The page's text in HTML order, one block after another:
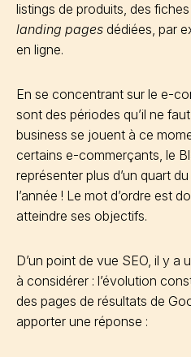
listings de produits, des
landing pages dédiées, par
en ligne.
En se concentrant sur le e-
sont des périodes qu’il ne
business se jouent à ce
certains e-commerçants, le
représenter plus d’un quart
l’année ! Le mot d’ordre est
atteindre ses objectifs.
D’un point de vue SEO, il y a
à considérer : l’évolution
des pages de résultats de
apporter une réponse :